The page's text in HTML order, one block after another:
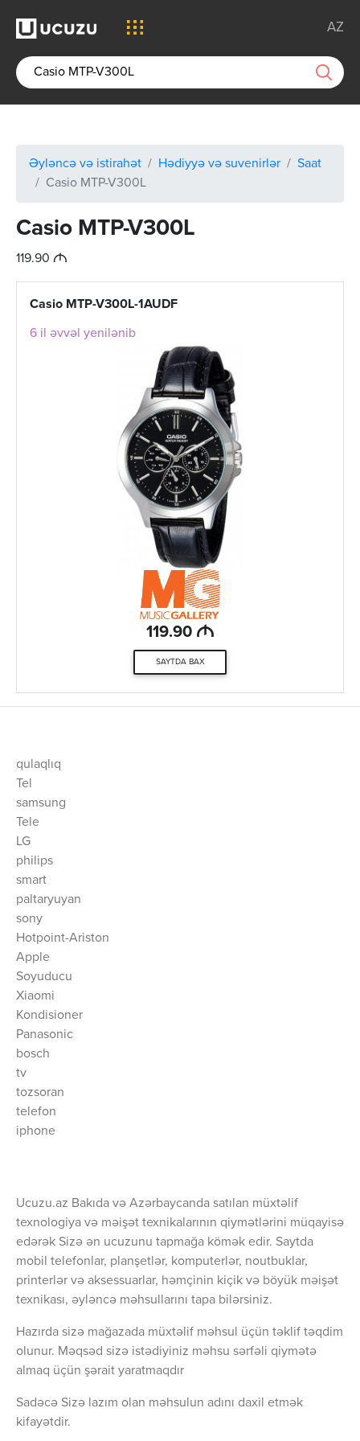
AZ
Əyləncə və istirahət Hədiyyə və suvenirlər
Saat
Casio MTP-V300L
Casio MTP-V300L
119.90 M
Casio MTP-V300L-1AUDF
6 il əvvəl yenilənib
119.90 M
SAYTDA BAX
qulaqlıq
Tel
samsung
Tele
LG
philips
smart
paltaryuyan
sony
Hotpoint-Ariston
Apple
Soyuducu
Xiaomi
Kondisioner
Panasonic
bosch
tv
tozsoran
telefon
iphone
Ucuzu.az Bakıda və Azərbaycanda satılan müxtəlif
texnologiya və məişət texnikalarının qiymətlərini müqayisə
edərək Sizə ən ucuzunu tapmağa kömək edir. Saytda
mobil telefonlar, planşetlər, komputerlər, noutbuklar,
printerlər və aksessuarlar, həmçinin kiçik və böyük məişət
texnikası, əyləncə məhsullarını tapa bilərsiniz.
Hazırda sizə mağazada müxtəlif məhsul üçün təklif təqdim
olunur. Məqsəd sizə istədiyiniz məhsu sərfəli qiymətə
almaq üçün şərait yaratmaqdır
Sadəcə Sizə lazım olan məhsulun adını daxil etmək
kifayətdir.